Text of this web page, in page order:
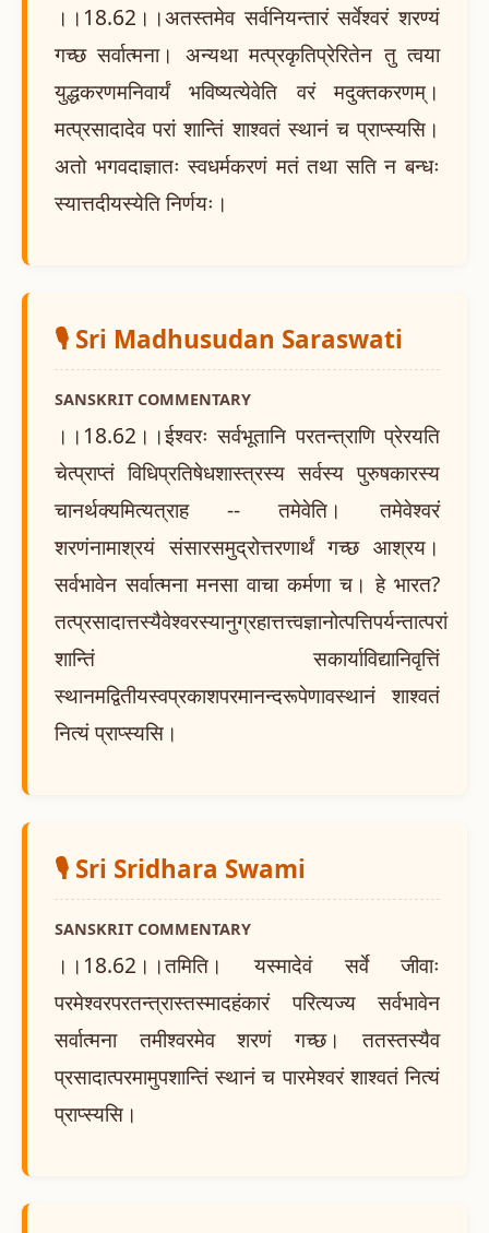
।।18.62।।अतस्तमेव सर्वनियन्तारं सर्वेश्वरं शरण्यं
गच्छ सर्वात्मना। अन्यथा मत्प्रकृतिप्रेरितेन तु त्वया
युद्धकरणमनिवार्यं भविष्यत्येवेति वरं मदुक्तकरणम्।
मत्प्रसादादेव परां शान्तिं शाश्वतं स्थानं च प्राप्स्यसि।
अतो भगवदाज्ञातः स्वधर्मकरणं मतं तथा सति न बन्धः
स्यात्तदीयस्येति निर्णयः।
🎙️ Sri Madhusudan Saraswati
SANSKRIT COMMENTARY
।।18.62।।ईश्वरः सर्वभूतानि परतन्त्राणि प्रेरयति
चेत्प्राप्तं विधिप्रतिषेधशास्त्रस्य सर्वस्य पुरुषकारस्य
चानर्थक्यमित्यत्राह -- तमेवेति। तमेवेश्वरं
शरणंनामाश्रयं संसारसमुद्रोत्तरणार्थं गच्छ आश्रय।
सर्वभावेन सर्वात्मना मनसा वाचा कर्मणा च। हे भारत?
तत्प्रसादात्तस्यैवेश्वरस्यानुग्रहात्तत्त्वज्ञानोत्पत्तिपर्यन्तात्परां
शान्तिं सकार्याविद्यानिवृत्तिं
स्थानमद्वितीयस्वप्रकाशपरमानन्दरूपेणावस्थानं शाश्वतं
नित्यं प्राप्स्यसि।
🎙️ Sri Sridhara Swami
SANSKRIT COMMENTARY
।।18.62।।तमिति। यस्मादेवं सर्वे जीवाः
परमेश्वरपरतन्त्रास्तस्मादहंकारं परित्यज्य सर्वभावेन
सर्वात्मना तमीश्वरमेव शरणं गच्छ। ततस्तस्यैव
प्रसादात्परमामुपशान्तिं स्थानं च पारमेश्वरं शाश्वतं नित्यं
प्राप्स्यसि।